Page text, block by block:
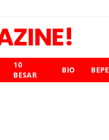
10
BESAR
BIO